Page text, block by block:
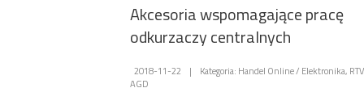
Akcesoria wspomagające pracę
odkurzaczy centralnych
2018-11-22 |
Kategoria: Handel Online / Elektronika,
AGD